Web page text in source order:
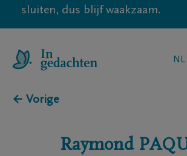
sluiten, dus blijf waakzaam.
NL
← Vorige
Raymond